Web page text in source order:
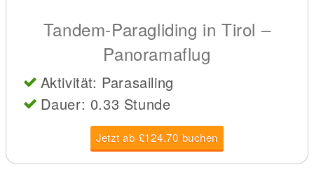
Tandem-Paragliding in Tirol –
Panoramaflug
Aktivität: Parasailing
Dauer: 0.33 Stunde
Jetzt ab £124.70 buchen